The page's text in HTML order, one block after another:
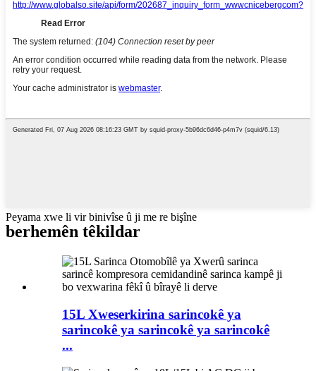
Peyama xwe li vir binivîse û ji me re bişîne
berhemên têkildar
15L Xweserkirina sarincokê ya
sarincokê ya sarincokê ya sarincokê
...